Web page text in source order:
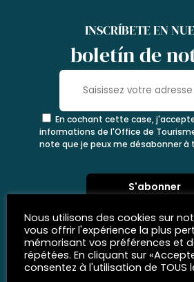
INSCRÍBETE EN
boletín de
En cochant cette case,
informations de l'Office de
note que je peux me désabonner
Nous utilisons des cookies sur
vous offrir l'expérience la plus
mémorisant vos préférences et
répétées. En cliquant sur
consentez à l'utilisation de TOUS